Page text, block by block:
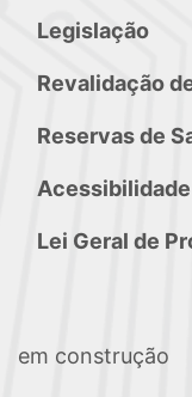
Legislação
Revalidação
Reservas de
Acessibilidade
Lei Geral de
em construção